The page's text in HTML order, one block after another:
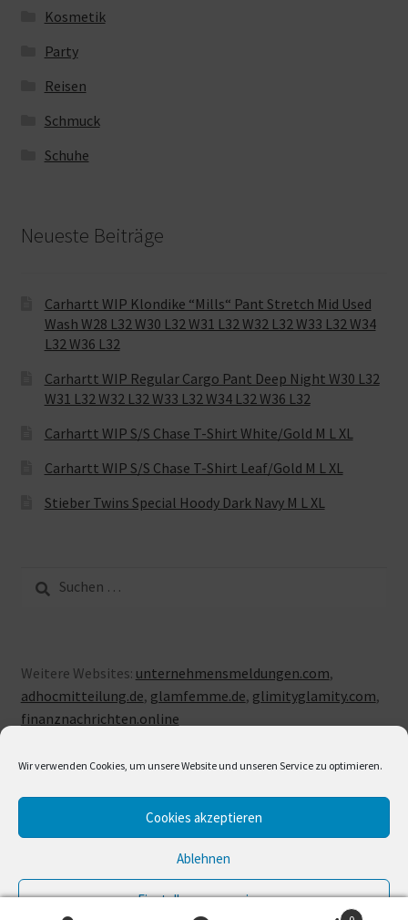
Wir verwenden Cookies, um unsere Website und unseren Service zu optimieren.
Cookies akzeptieren
Ablehnen
Einstellungen anzeigen
Kosmetik
Party
Reisen
Schmuck
Schuhe
Neueste Beiträge
Carhartt WIP Klondike “Mills“ Pant Stretch Mid Used
Wash W28 L32 W30 L32 W31 L32 W32 L32 W33 L32 W34
L32 W36 L32
Carhartt WIP Regular Cargo Pant Deep Night W30 L32
W31 L32 W32 L32 W33 L32 W34 L32 W36 L32
Carhartt WIP S/S Chase T-Shirt White/Gold M L XL
Carhartt WIP S/S Chase T-Shirt Leaf/Gold M L XL
Stieber Twins Special Hoody Dark Navy M L XL
nach:
Weitere Websites: unternehmensmeldungen.com,
adhocmitteilung.de, glamfemme.de, glimityglamity.com,
finanznachrichten.online
© LUXUSLOVE 2026
Erstellt mit Storefront & WooCommerce